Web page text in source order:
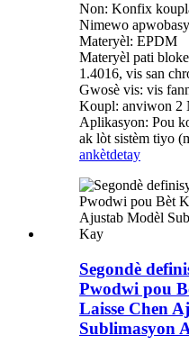
Non: Konfix
Nimewo
Materyèl: EPDM
Materyèl pati
1.4016, vis san
Gwosè vis: vis
Koupl: anviwon 2
Aplikasyon: Pou
ak lòt sistèm tiyo
ankètdetay
Segondè
Pwodwi pou
Laisse Chen
Sublimasyon